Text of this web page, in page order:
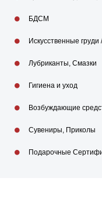
БДСМ
Искусственные
Лубриканты, Смазки
Гигиена и уход
Возбуждающие
Сувениры, Приколы
Подарочные